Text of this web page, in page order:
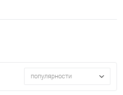
популярности